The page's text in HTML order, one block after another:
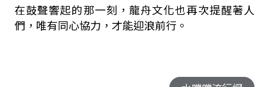
在鼓聲響起的那一刻，龍舟文化也再次提醒著人
們，唯有同心協力，才能迎浪前行。